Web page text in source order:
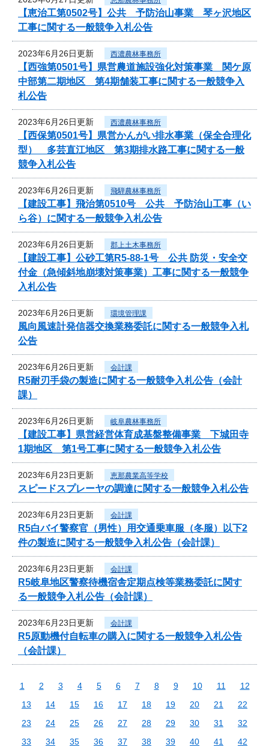
【恵治工第0502号】公共 予防治山事業 琴ヶ沢地区
工事に関する一般競争入札公告
2023年6月26日更新 西濃農林事務所
【西強第0501号】県営農道施設強化対策事業 関ケ原
中部第二期地区 第4期舗装工事に関する一般競争入
札公告
2023年6月26日更新 西濃農林事務所
【西保第0501号】県営かんがい排水事業（保全合理化
型） 多芸直江地区 第3期排水路工事に関する一般
競争入札公告
2023年6月26日更新 飛騨農林事務所
【建設工事】飛治第0510号 公共 予防治山工事（い
ら谷）に関する一般競争入札公告
2023年6月26日更新 郡上土木事務所
【建設工事】公砂工第R5-88-1号 公共 防災・安全交
付金（急傾斜地崩壊対策事業）工事に関する一般競争
入札公告
2023年6月26日更新 環境管理課
風向風速計発信器交換業務委託に関する一般競争入札
公告
2023年6月26日更新 会計課
R5耐刃手袋の製造に関する一般競争入札公告（会計
課）
2023年6月26日更新 岐阜農林事務所
【建設工事】県営経営体育成基盤整備事業 下城田寺
1期地区 第1号工事に関する一般競争入札公告
2023年6月23日更新 恵那農業高等学校
スピードスプレーヤの調達に関する一般競争入札公告
2023年6月23日更新 会計課
R5白バイ警察官（男性）用交通乗車服（冬服）以下2
件の製造に関する一般競争入札公告（会計課）
2023年6月23日更新 会計課
R5岐阜地区警察待機宿舎定期点検等業務委託に関す
る一般競争入札公告（会計課）
2023年6月23日更新 会計課
R5原動機付自転車の購入に関する一般競争入札公告
（会計課）
1 2 3 4 5 6 7 8 9 10 11
12
13
14 15 16 17 18 19 20 21
22
23
24 25 26 27 28 29 30 31
32
33
34 35 36 37 38 39 40 41
42